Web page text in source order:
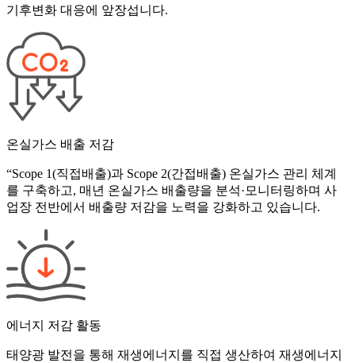
기후변화 대응에 앞장섭니다.
온실가스 배출 저감
“Scope 1(직접배출)과 Scope 2(간접배출) 온실가스 관리 체계
를 구축하고, 매년 온실가스 배출량을 분석·모니터링하며 사
업장 전반에서 배출량 저감을 노력을 강화하고 있습니다.
에너지 저감 활동
태양광 발전을 통해 재생에너지를 직접 생산하여 재생에너지